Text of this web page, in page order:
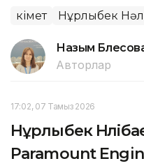
Үкімет Нұрлыбек
Назым
Авторлар
17:02, 07 Тамыз 2026
Нұрлыбек
Paramount